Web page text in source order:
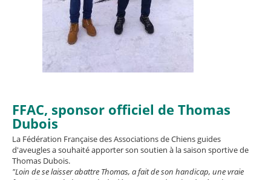
FFAC, sponsor officiel de Thomas
Dubois
La Fédération Française des Associations de Chiens guides
d'aveugles a souhaité apporter son soutien à la saison sportive de
Thomas Dubois.
"Loin de se laisser abattre Thomas, a fait de son handicap, une vraie